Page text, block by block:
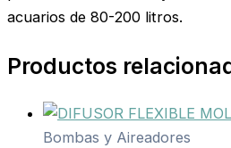
acuarios de 80-200 litros.
Productos
Bombas y Aireadores